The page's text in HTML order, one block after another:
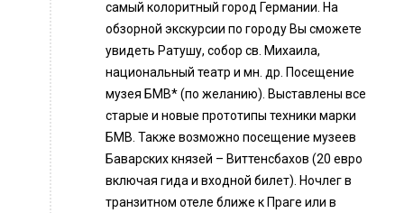
самый колоритный город Германии. На
обзорной экскурсии по городу Вы сможете
увидеть Ратушу, собор св. Михаила,
национальный театр и мн. др. Посещение
музея БМВ* (по желанию). Выставлены все
старые и новые прототипы техники марки
БМВ. Также возможно посещение музеев
Баварских князей – Виттенсбахов (20 евро
включая гида и входной билет). Ночлег в
транзитном отеле ближе к Праге или в